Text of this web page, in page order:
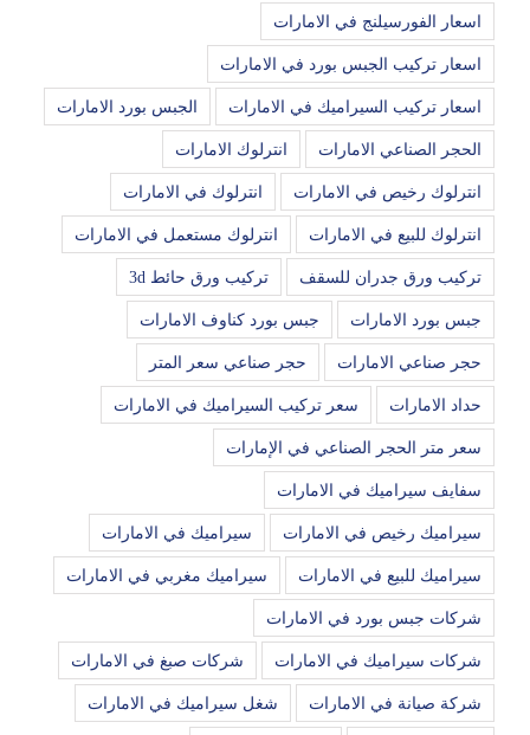
اسعار الفورسيلنج في الامارات
اسعار تركيب الجبس بورد في الامارات
اسعار تركيب السيراميك في الامارات الجبس بورد الامارات
الحجر الصناعي الامارات انترلوك الامارات
انترلوك رخيص في الامارات انترلوك في الامارات
انترلوك للبيع في الامارات انترلوك مستعمل في الامارات
تركيب ورق جدران للسقف تركيب ورق حائط 3d
جبس بورد الامارات جبس بورد كناوف الامارات
حجر صناعي الامارات حجر صناعي سعر المتر
حداد الامارات سعر تركيب السيراميك في الامارات
سعر متر الحجر الصناعي في الإمارات
سفايف سيراميك في الامارات
سيراميك رخيص في الامارات سيراميك في الامارات
سيراميك للبيع في الامارات سيراميك مغربي في الامارات
شركات جبس بورد في الامارات
شركات سيراميك في الامارات شركات صبغ في الامارات
شركة صيانة في الامارات شغل سيراميك في الامارات